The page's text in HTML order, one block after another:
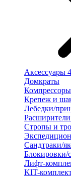
Аксессуары
Домкраты
Крепеж и
Лебедки/
Стропы и
Сандтраки/
Блокировки/
Лифт-
KIT-